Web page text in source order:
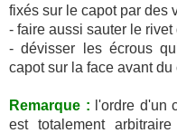
fixés sur le capot par des
- faire aussi sauter le
- dévisser les écrous
capot sur la face avant
Remarque : l'ordre d'un
est totalement